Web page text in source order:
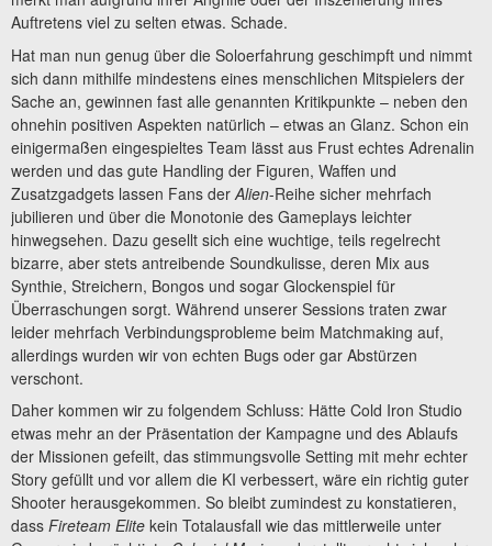
Auftretens viel zu selten etwas. Schade.
Hat man nun genug über die Soloerfahrung geschimpft und nimmt
sich dann mithilfe mindestens eines menschlichen Mitspielers der
Sache an, gewinnen fast alle genannten Kritikpunkte – neben den
ohnehin positiven Aspekten natürlich – etwas an Glanz. Schon ein
einigermaßen eingespieltes Team lässt aus Frust echtes Adrenalin
werden und das gute Handling der Figuren, Waffen und
Zusatzgadgets lassen Fans der Alien-Reihe sicher mehrfach
jubilieren und über die Monotonie des Gameplays leichter
hinwegsehen. Dazu gesellt sich eine wuchtige, teils regelrecht
bizarre, aber stets antreibende Soundkulisse, deren Mix aus
Synthie, Streichern, Bongos und sogar Glockenspiel für
Überraschungen sorgt. Während unserer Sessions traten zwar
leider mehrfach Verbindungsprobleme beim Matchmaking auf,
allerdings wurden wir von echten Bugs oder gar Abstürzen
verschont.
Daher kommen wir zu folgendem Schluss: Hätte Cold Iron Studio
etwas mehr an der Präsentation der Kampagne und des Ablaufs
der Missionen gefeilt, das stimmungsvolle Setting mit mehr echter
Story gefüllt und vor allem die KI verbessert, wäre ein richtig guter
Shooter herausgekommen. So bleibt zumindest zu konstatieren,
dass Fireteam Elite kein Totalausfall wie das mittlerweile unter